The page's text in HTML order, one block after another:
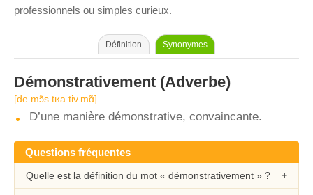
professionnels ou simples curieux.
Définition Synonymes
Démonstrativement (Adverbe)
[de.mɔ̃s.tʁa.tiv.mɑ̃]
D’une manière démonstrative, convaincante.
Questions fréquentes
Quelle est la définition du mot « démonstrativement » ?